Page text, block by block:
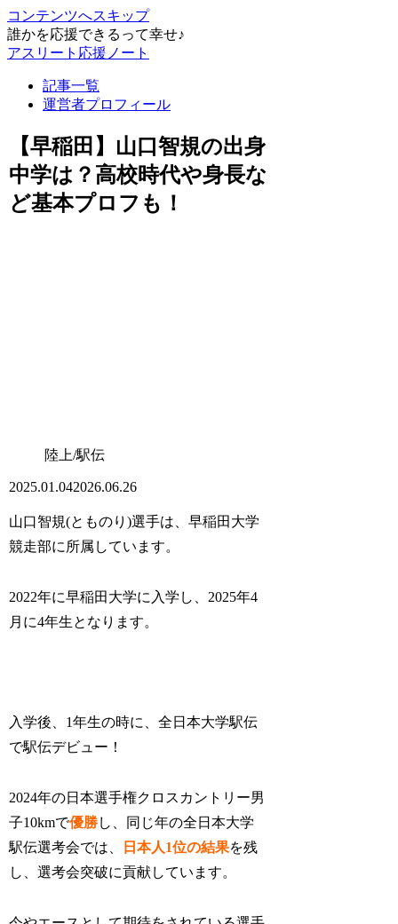
コンテンツへスキップ
誰かを応援できるって幸せ♪
アスリート応援ノート
記事一覧
運営者プロフィール
【早稲田】山口智規の出身
中学は？高校時代や身長な
ど基本プロフも！
陸上/駅伝
2025.01.042026.06.26
山口智規(とものり)選手は、早稲田大学
競走部に所属しています。
2022年に早稲田大学に入学し、2025年4
月に4年生となります。
入学後、1年生の時に、全日本大学駅伝
で駅伝デビュー！
2024年の日本選手権クロスカントリー男
子10kmで優勝し、同じ年の全日本大学
駅伝選考会では、
日本人1位の結果を残
し、選考会突破に貢献しています。